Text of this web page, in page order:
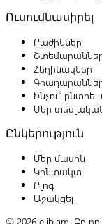
Ուսումնասիրել
Բաժիններ
Հեղինակներ
Ինչու՞ ընտրել
Մեր
Ընկերություն
Մեր մասին
Կոնտակտ
Բլոգ
Աջակցել